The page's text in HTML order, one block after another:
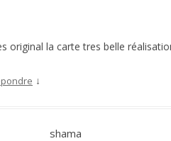
original la carte tres belle
↓
shama